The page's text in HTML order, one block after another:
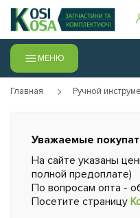
МЕНЮ
Главная Ручной
Уважаемые
На сайте указаны
полной предоплате)
По вопросам опта -
Посетите страницу